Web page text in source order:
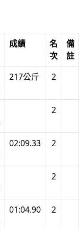
成績
名
次
備
註
217公斤 2
2
02:09.33 2
2
01:04.90 2